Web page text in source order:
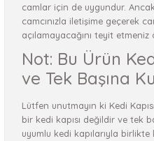
camlar için de uygundur.
camcınızla iletişime geçerek
açılamayacağını teyit etmeniz
Not: Bu Ürün
ve Tek Başına
Lütfen unutmayın ki Kedi
bir kedi kapısı değildir ve tek
uyumlu kedi kapılarıyla birlikte